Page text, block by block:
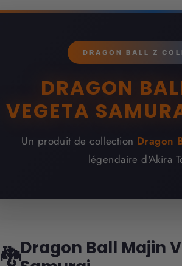
DRAGON BALL Z
DRAGON
VEGETA
Un produit de collection Dragon
légendaire d'Akira
🐉Dragon Ball Majin